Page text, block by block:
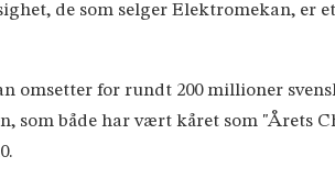
de som selger Elektromekan, er
omsetter for rundt 200 millioner
som både har vært kåret som "Årets